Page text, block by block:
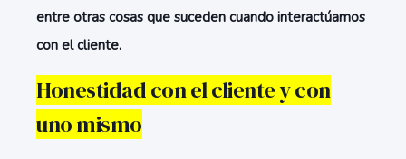
entre otras cosas que suceden cuando interactúamos
con el cliente.
Honestidad con el cliente y con
uno mismo